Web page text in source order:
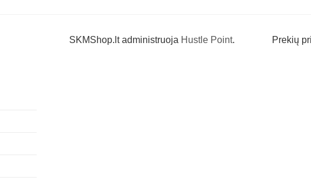
SKMShop.lt administruoja Hustle Point.
Prekių